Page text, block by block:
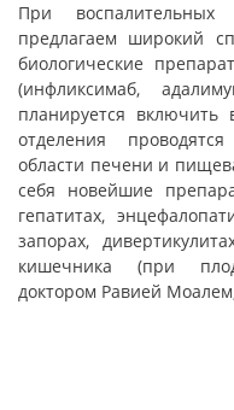
При
предлагаем широкий
биологические
(инфликсимаб,
планируется
отделения
области печени и
себя новейшие
гепатитах,
запорах,
кишечника (при
доктором Равией